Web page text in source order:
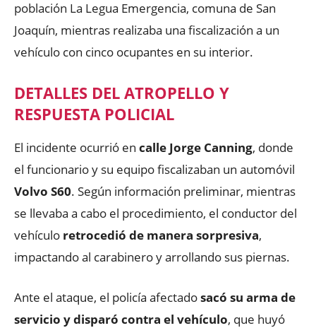
población La Legua Emergencia, comuna de San
Joaquín, mientras realizaba una fiscalización a un
vehículo con cinco ocupantes en su interior.
DETALLES DEL ATROPELLO Y
RESPUESTA POLICIAL
El incidente ocurrió en calle Jorge Canning, donde
el funcionario y su equipo fiscalizaban un automóvil
Volvo S60. Según información preliminar, mientras
se llevaba a cabo el procedimiento, el conductor del
vehículo retrocedió de manera sorpresiva,
impactando al carabinero y arrollando sus piernas.
Ante el ataque, el policía afectadosacó su arma de
servicio y disparó contra el vehículo, que huyó